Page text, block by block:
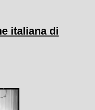
italiana di